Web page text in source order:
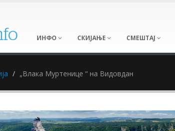
ИНФО СКИЈАЊЕ СМЕШТАЈ
„Влака Муртенице “ на Видовдан